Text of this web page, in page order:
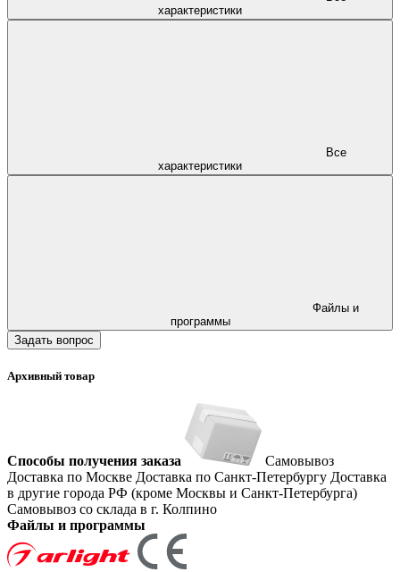
характеристики
характеристики
программы
Задать вопрос
Архивный товар
Способы получения заказа
Самовывоз
Доставка по Москве Доставка по Санкт-Петербургу Доставка
в другие города РФ (кроме Москвы и Санкт-Петербурга)
Самовывоз со склада в г. Колпино
Файлы и программы